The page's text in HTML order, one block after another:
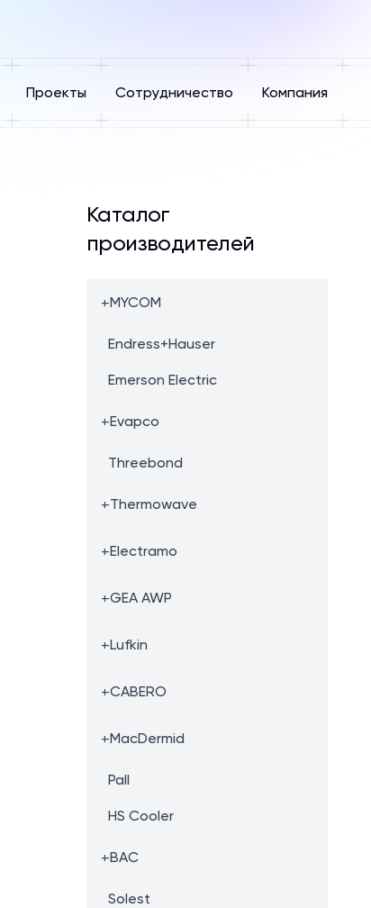
Проекты Сотрудничество Компания
Каталог
производителей
+MYCOM
Endress+Hauser
Emerson Electric
+Evapco
Threebond
+Thermowave
+Electramo
+GEA AWP
+Lufkin
+CABERO
+MacDermid
Pall
HS Cooler
+BAC
Solest